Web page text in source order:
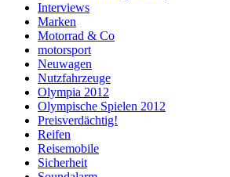
Interviews
Marken
Motorrad & Co
motorsport
Neuwagen
Nutzfahrzeuge
Olympia 2012
Olympische Spielen 2012
Preisverdächtig!
Reifen
Reisemobile
Sicherheit